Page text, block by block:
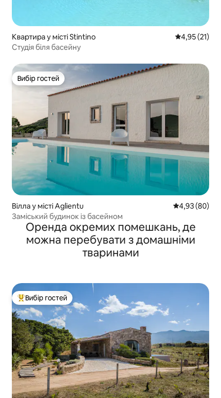
Квартира у місті Stintino Середня
4,95 (21)
Студія біля басейну
Вибір гостей
Вибір гостей
Вілла у місті Aglientu Середня
4,93 (80)
Заміський будинок із басейном
Оренда окремих помешкань, де
можна перебувати з домашніми
тваринами
Топ вибір гостей
Вибір гостей